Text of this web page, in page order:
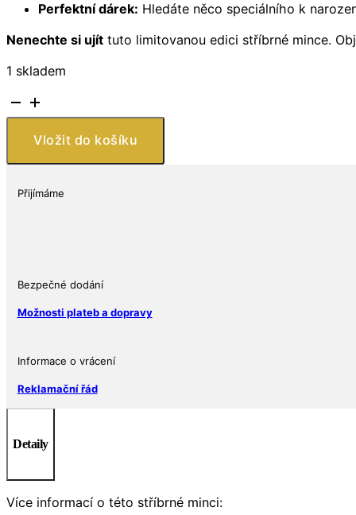
Perfektní dárek: Hledáte něco speciálního k
Nenechte si ujít tuto limitovanou edici stříbrné mince.
1 skladem
Stříbrná
mince
Stitch
Up
Vložit do košíku
Přijímáme
Bezpečné dodání
Možnosti plateb a dopravy
Informace o vrácení
Reklamační řád
Detaily
Více informací o této stříbrné minci: